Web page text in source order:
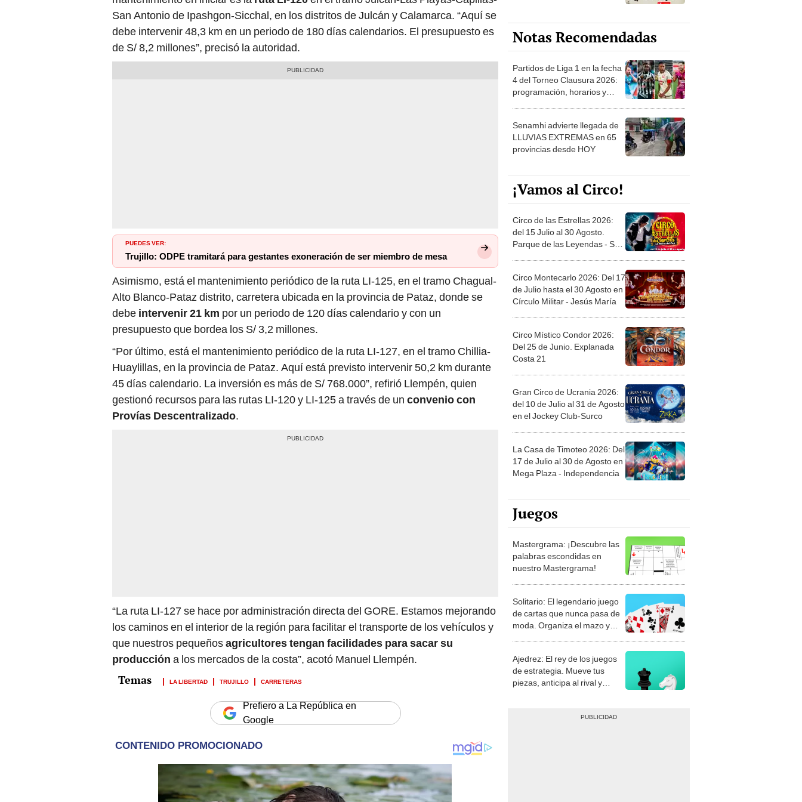
San Antonio de Ipashgon-Sicchal, en los distritos de Julcán y Calamarca. “Aquí se
debe intervenir 48,3 km en un periodo de 180 días calendarios. El presupuesto es
de S/ 8,2 millones”, precisó la autoridad.
PUEDES VER:
Trujillo: ODPE tramitará para gestantes exoneración de ser miembro de mesa
Asimismo, está el mantenimiento periódico de la ruta LI-125, en el tramo Chagual-
Alto Blanco-Pataz distrito, carretera ubicada en la provincia de Pataz, donde se
debe intervenir 21 km por un periodo de 120 días calendario y con un
presupuesto que bordea los S/ 3,2 millones.
“Por último, está el mantenimiento periódico de la ruta LI-127, en el tramo Chillia-
Huaylillas, en la provincia de Pataz. Aquí está previsto intervenir 50,2 km durante
45 días calendario. La inversión es más de S/ 768.000”, refirió Llempén, quien
gestionó recursos para las rutas LI-120 y LI-125 a través de un convenio con
Provías Descentralizado.
“La ruta LI-127 se hace por administración directa del GORE. Estamos mejorando
los caminos en el interior de la región para facilitar el transporte de los vehículos y
que nuestros pequeñosagricultores tengan facilidades para sacar su
producción a los mercados de la costa”, acotó Manuel Llempén.
LA LIBERTAD TRUJILLO CARRETERAS
Prefiero a La República en
Google
Notas Recomendadas
Partidos de Liga 1 en la fecha
4 del Torneo Clausura 2026:
programación, horarios y
Senamhi advierte llegada de
LLUVIAS EXTREMAS en 65
provincias desde HOY
¡Vamos al Circo!
Circo de las Estrellas 2026:
del 15 Julio al 30 Agosto.
Parque de las Leyendas - San
Circo Montecarlo 2026: Del 17
de Julio hasta el 30 Agosto en
Círculo Militar - Jesús María
Circo Místico Condor 2026:
Del 25 de Junio. Explanada
Costa 21
Gran Circo de Ucrania 2026:
del 10 de Julio al 31 de Agosto
en el Jockey Club-Surco
La Casa de Timoteo 2026: Del
17 de Julio al 30 de Agosto en
Mega Plaza - Independencia
Juegos
Mastergrama: ¡Descubre las
palabras escondidas en
nuestro Mastergrama!
Solitario: El legendario juego
de cartas que nunca pasa de
moda. Organiza el mazo y
Ajedrez: El rey de los juegos
de estrategia. Mueve tus
piezas, anticipa al rival y